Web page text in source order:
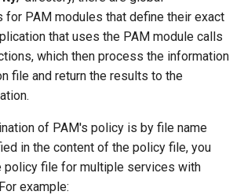
for PAM modules that define their exact
that uses the PAM module calls
which then process the information
file and return the results to the
of PAM's policy is by file name
in the content of the policy file, you
policy file for multiple services with
example: